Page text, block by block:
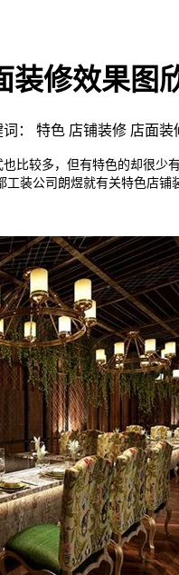
装修效果图
词： 特色 店铺装修 店面装
较多，但有特色的却很少
装公司朗煜就有关特色店铺